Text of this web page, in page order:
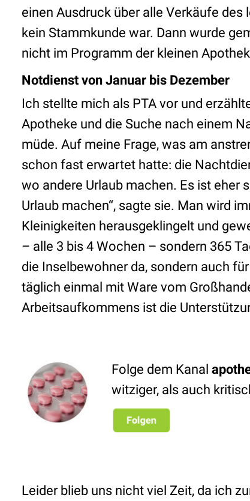
einen Ausdruck über alle Verkäufe
kein Stammkunde war. Dann wurde
nicht im Programm der kleinen
Notdienst von Januar bis Dezember
Ich stellte mich als PTA vor und
Apotheke und die Suche nach einem
müde. Auf meine Frage, was am
schon fast erwartet hatte: die
wo andere Urlaub machen. Es ist eher
Urlaub machen“, sagte sie. Man wird
Kleinigkeiten herausgeklingelt und
– alle 3 bis 4 Wochen – sondern 365
die Inselbewohner da, sondern auch
täglich einmal mit Ware vom
Arbeitsaufkommens ist die
Folge dem Kanal
witziger, als auch
Leider blieb uns nicht viel Zeit, da ich